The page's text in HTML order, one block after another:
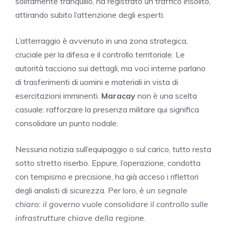
attirando subito l’attenzione degli esperti.
L’atterraggio è avvenuto in una zona strategica,
cruciale per la difesa e il controllo territoriale. Le
autorità tacciono sui dettagli, ma voci interne parlano
di trasferimenti di uomini e materiali in vista di
esercitazioni imminenti. Maracay non è una scelta
casuale: rafforzare la presenza militare qui significa
consolidare un punto nodale.
Nessuna notizia sull’equipaggio o sul carico, tutto resta
sotto stretto riserbo. Eppure, l’operazione, condotta
con tempismo e precisione, ha già acceso i riflettori
degli analisti di sicurezza. Per loro, è un segnale
chiaro: il governo vuole consolidare il controllo sulle
infrastrutture chiave della regione